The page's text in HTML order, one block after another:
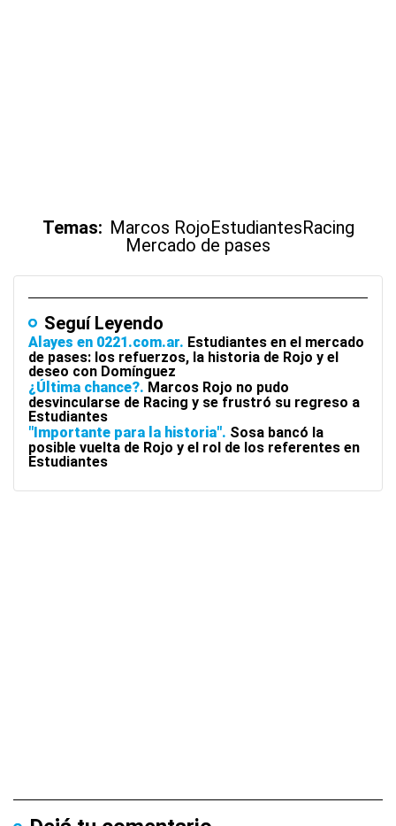
Temas: Marcos RojoEstudiantesRacing
Mercado de pases
Seguí Leyendo
Alayes en 0221.com.ar Estudiantes en el mercado
de pases: los refuerzos, la historia de Rojo y el
deseo con Domínguez
¿Última chance? Marcos Rojo no pudo
desvincularse de Racing y se frustró su regreso a
Estudiantes
"Importante para la historia" Sosa bancó la
posible vuelta de Rojo y el rol de los referentes en
Estudiantes